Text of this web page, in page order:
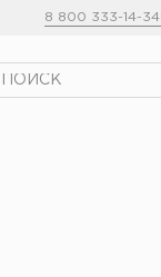
8 800 333-14-34